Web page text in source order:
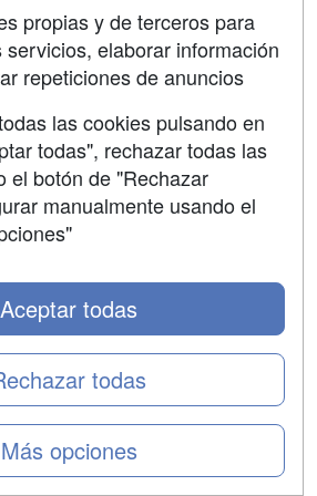
de los sectores productivos
de los trabajadores y
y la competitividad de las
de formación tecnológica Ironhack
con el Consorcio para la
de Cataluña y con el Servicio
de Cataluña, para financiar la
o Frontend Vue.js
en formarse en el ámbito
ofrecen
TecnologíaProgramación
digitales más
en España
propias y de terceros para
elaborar información
repeticiones de anuncios
las cookies pulsando en
todas", rechazar todas las
el botón de "Rechazar
manualmente usando el
Más opciones
todas
Aceptar todas